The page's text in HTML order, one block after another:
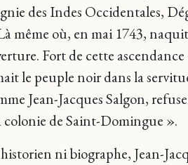
des Indes Occidentales,
même où, en mai 1743,
Fort de cette
le peuple noir dans la
Jean-Jacques Salgon,
colonie de Saint-Domingue ».
ni biographe, Jean-